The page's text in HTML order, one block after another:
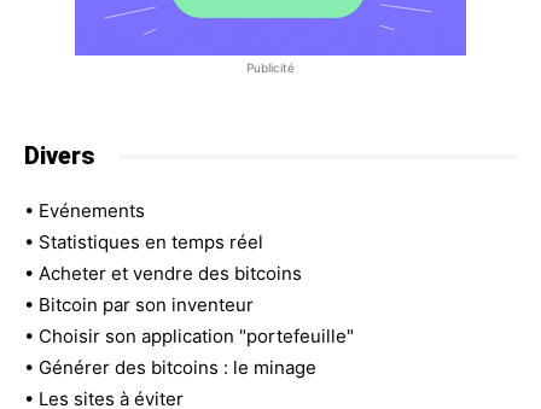
Publicité
Divers
• Evénements
• Statistiques en temps réel
• Acheter et vendre des bitcoins
• Bitcoin par son inventeur
• Choisir son application "portefeuille"
• Générer des bitcoins : le minage
• Les sites à éviter